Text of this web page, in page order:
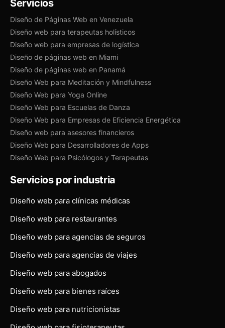
Servicios
Diseño de Páginas Web en Venezuela
Diseño web para terapeutas holísticos
Diseño web para empresas de logística
Diseño de páginas web en Miami
Diseño de páginas web en Panamá
Diseño Web para Meditación y Mindfulness
Diseño Web para Yoga Online
Diseño Web para Escuelas de Danza
Diseño Web para Empresas de Eficiencia Energética
Diseño web para asesores financieros
Diseño Web para Desarrolladores de Apps
Diseño Web para Psicólogos y Terapeutas
Servicios por industria
Diseño web para clínicas médicas
Diseño web para restaurantes
Diseño web para agencias de seguros
Diseño web para agencias de viajes
Diseño web para abogados
Diseño web para bienes raíces
Diseño web para nutricionistas